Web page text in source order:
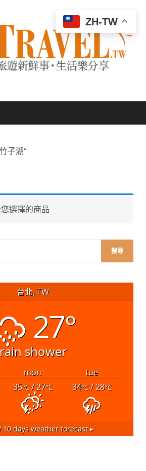
子湖”
選擇的商品
台北, TW
27°
rain shower
mon
tue
35°C/ 27°C 34°C/ 28°C
10 days weather forecast ▸
ZH-TW